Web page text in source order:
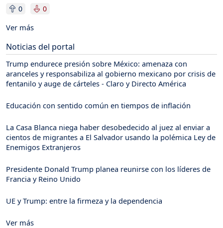
0 0
Ver más
Noticias del portal
Trump endurece presión sobre México: amenaza con
aranceles y responsabiliza al gobierno mexicano por crisis de
fentanilo y auge de cárteles - Claro y Directo América
Educación con sentido común en tiempos de inflación
La Casa Blanca niega haber desobedecido al juez al enviar a
cientos de migrantes a El Salvador usando la polémica Ley de
Enemigos Extranjeros
Presidente Donald Trump planea reunirse con los líderes de
Francia y Reino Unido
UE y Trump: entre la firmeza y la dependencia
Ver más